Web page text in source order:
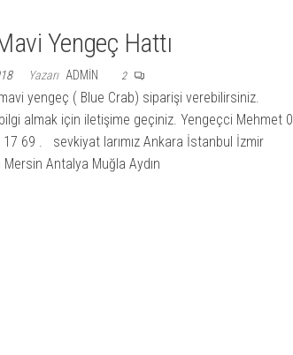
Yengeç Hattı
Yazarı ADMIN 2
yengeç ( Blue Crab) siparişi verebilirsiniz.
bilgi almak için iletişime geçiniz. Yengeçci Mehmet 0
17 69 . sevkiyat larımız Ankara İstanbul İzmir
Antalya Muğla Aydın